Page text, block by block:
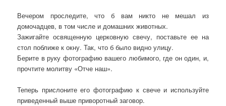
Вечером проследите, что б вам никто не мешал из
домочадцев, в том числе и домашних животных.
Зажигайте освященную церковную свечу, поставьте ее на
стол поближе к окну. Так, что б было видно улицу.
Берите в руку фотографию вашего любимого, где он один, и,
прочтите молитву «Отче наш».
Теперь прислоните его фотографию к свече и используйте
приведенный выше приворотный заговор.